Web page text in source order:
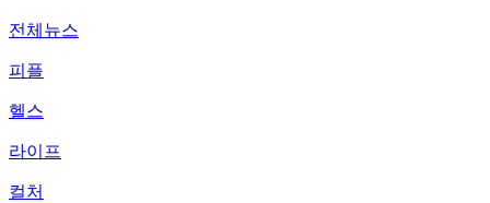
전체뉴스
피플
헬스
라이프
컬처